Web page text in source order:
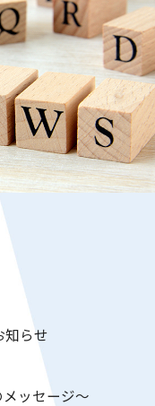
WEB予約
知らせ
ッセージ～